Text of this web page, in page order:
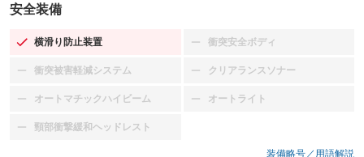
安全装備
横滑り防止装置
：装備あり 衝突安全ボディ
：装備なし
衝突被害軽減システム
：装備なし クリアランスソナー
：装備なし
オートマチックハイビーム
：装備なし オートライト
：装備なし
頸部衝撃緩和ヘッドレスト
：装備なし
装備略号／用語解説